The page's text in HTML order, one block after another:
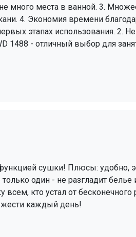
много места в ванной. 3.
4. Экономия времени
этапах использования.
1488 - отличный выбор для
сушки! Плюсы: удобно,
один - не разгладит
кто устал от
каждый день!